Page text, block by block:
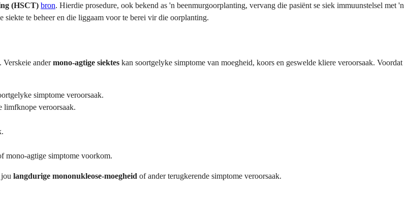
(HSCT) bron. Hierdie prosedure, ook bekend as 'n beenmurgoorplanting, vervang die pasiënt se siek immuunstelsel met 'n
siekte te beheer en die liggaam voor te berei vir die oorplanting.
andermono-agtige siektes kan soortgelyke simptome van moegheid, koors en geswelde kliere veroorsaak. Voordat
simptome veroorsaak.
limfknope veroorsaak.
mono-agtige simptome voorkom.
jou langdurige mononukleose-moegheid of ander terugkerende simptome veroorsaak.